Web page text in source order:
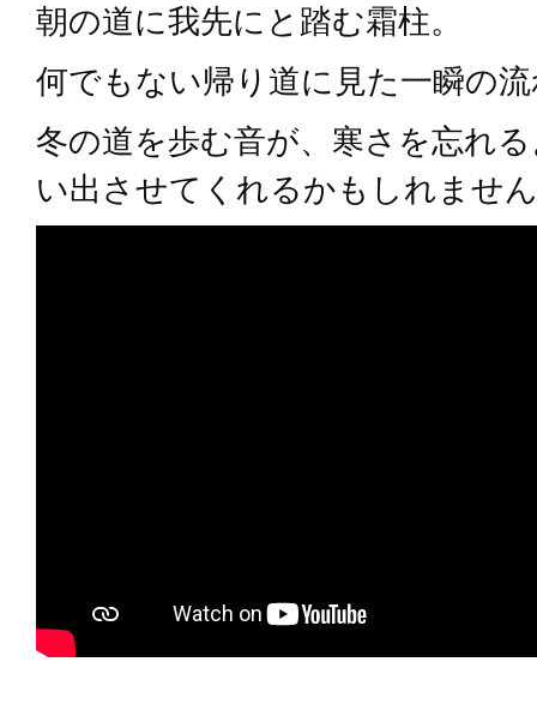
朝の道に我先にと踏む霜柱。
何でもない帰り道に見た一瞬の
冬の道を歩む音が、寒さを忘れ
い出させてくれるかもしれませ